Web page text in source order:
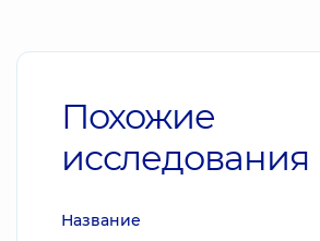
Похожие
исследования
Название